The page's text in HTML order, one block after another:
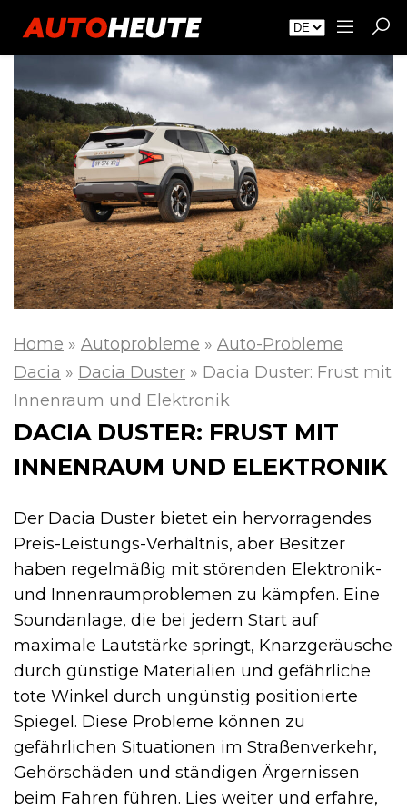
Home » Autoprobleme » Auto-Probleme
Dacia » Dacia Duster » Dacia Duster: Frust mit
Innenraum und Elektronik
DACIA DUSTER: FRUST MIT
INNENRAUM UND ELEKTRONIK
Der Dacia Duster bietet ein hervorragendes
Preis-Leistungs-Verhältnis, aber Besitzer
haben regelmäßig mit störenden Elektronik-
und Innenraumproblemen zu kämpfen. Eine
Soundanlage, die bei jedem Start auf
maximale Lautstärke springt, Knarzgeräusche
durch günstige Materialien und gefährliche
tote Winkel durch ungünstig positionierte
Spiegel. Diese Probleme können zu
gefährlichen Situationen im Straßenverkehr,
Gehörschäden und ständigen Ärgernissen
beim Fahren führen. Lies weiter und erfahre,